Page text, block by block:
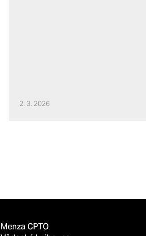
2. 3. 2026
Menza CPTO